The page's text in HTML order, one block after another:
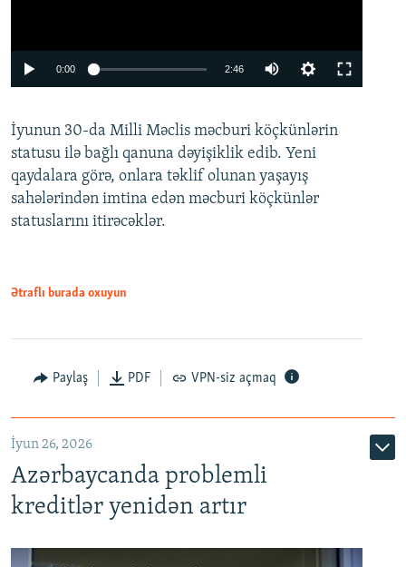
Auto 240p 360p 480p
720p 1080p
0:00 2:46
360p
480p
720p
İyunun 30-da Milli Məclis məcburi köçkünlərin
statusu ilə bağlı qanuna dəyişiklik edib. Yeni
qaydalara görə, onlara təklif olunan yaşayış
sahələrindən imtina edən məcburi köçkünlər
statuslarını itirəcəklər.
Ətraflı burada oxuyun
Paylaş PDF VPN-siz açmaq
İyun 26, 2026
Azərbaycanda problemli
kreditlər yenidən artır